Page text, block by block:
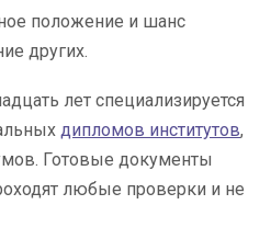
положение и шанс
других.
лет специализируется
дипломов институтов,
Готовые документы
любые проверки и не